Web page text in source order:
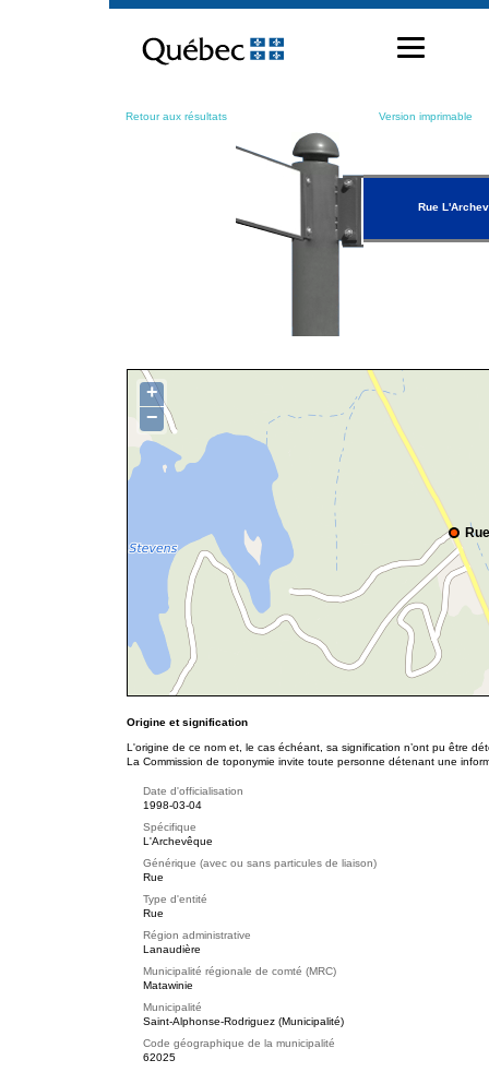
contenu
Retour aux résultats Version imprimable
Rue
+
−
Origine et signification
L'origine de ce nom et, le cas échéant, sa signification n’ont pu être
La Commission de toponymie invite toute personne détenant une
Date d'officialisation
1998-03-04
Spécifique
L'Archevêque
Générique (avec ou sans particules de liaison)
Rue
Type d'entité
Rue
Région administrative
Lanaudière
Municipalité régionale de comté (MRC)
Matawinie
Municipalité
Saint-Alphonse-Rodriguez (Municipalité)
Code géographique de la municipalité
62025